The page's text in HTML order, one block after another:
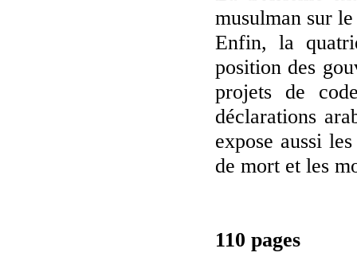
musulman sur
Enfin, la
position des
projets de
déclarations
expose aussi
de mort et les
110 pages